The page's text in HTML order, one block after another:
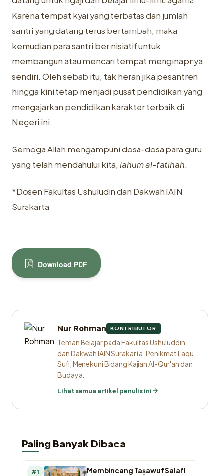
Karena tempat kyai yang terbatas dan jumlah
santri yang datang terus bertambah, maka
kemudian para santri berinisiatif untuk
membangun atau mencari tempat menginapnya
sendiri. Oleh sebab itu, tak heran jika pesantren
hingga kini tetap menjadi pusat pendidikan yang
mengajarkan pendidikan karakter terbaik di
Negeri ini.
Semoga Allah mengampuni dosa-dosa para guru
yang telah mendahului kita, lahum al-fatihah.
*Dosen Fakultas Ushuludin dan Dakwah IAIN
Surakarta
Download PDF
Nur Rohman KONTRIBUTOR
Teman Belajar pada Fakultas Ushuluddin
dan Dakwah IAIN Surakarta, Penikmat Lagu
Sufi, Menekuni Bidang Kajian Al-Qur'an dan
Budaya.
Lihat semua artikel penulis ini
Paling Banyak Dibaca
#1 Membincang Taṣawuf Salafī